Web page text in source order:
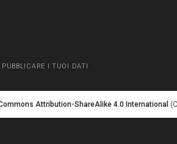
I TUOI DATI
Attribution-ShareAlike 4.0 International